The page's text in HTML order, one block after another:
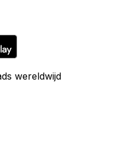
wereldwijd